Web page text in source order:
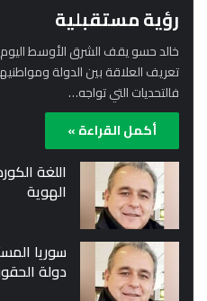
رؤية مستقبلية
خالد حسو يقف الشرق الأوسط اليوم
تعريف العلاقة بين الدولة
فالتحديات التي تواجه…
أكمل القراءة »
اللغة
الهوية
سوريا
دولة